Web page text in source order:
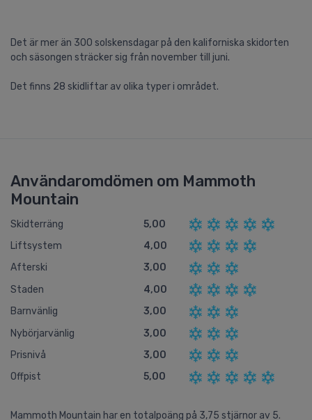
Det är mer än 300 solskensdagar på den kaliforniska skidorten
och säsongen sträcker sig från november till juni.
Det finns 28 skidliftar av olika typer i området.
Användaromdömen om Mammoth
Mountain
Skidterräng
5,00
Liftsystem
4,00
Afterski
3,00
Staden
4,00
Barnvänlig
3,00
Nybörjarvänlig
3,00
Prisnivå
3,00
Offpist
5,00
Mammoth Mountain har en totalpoäng på 3,75 stjärnor av 5.